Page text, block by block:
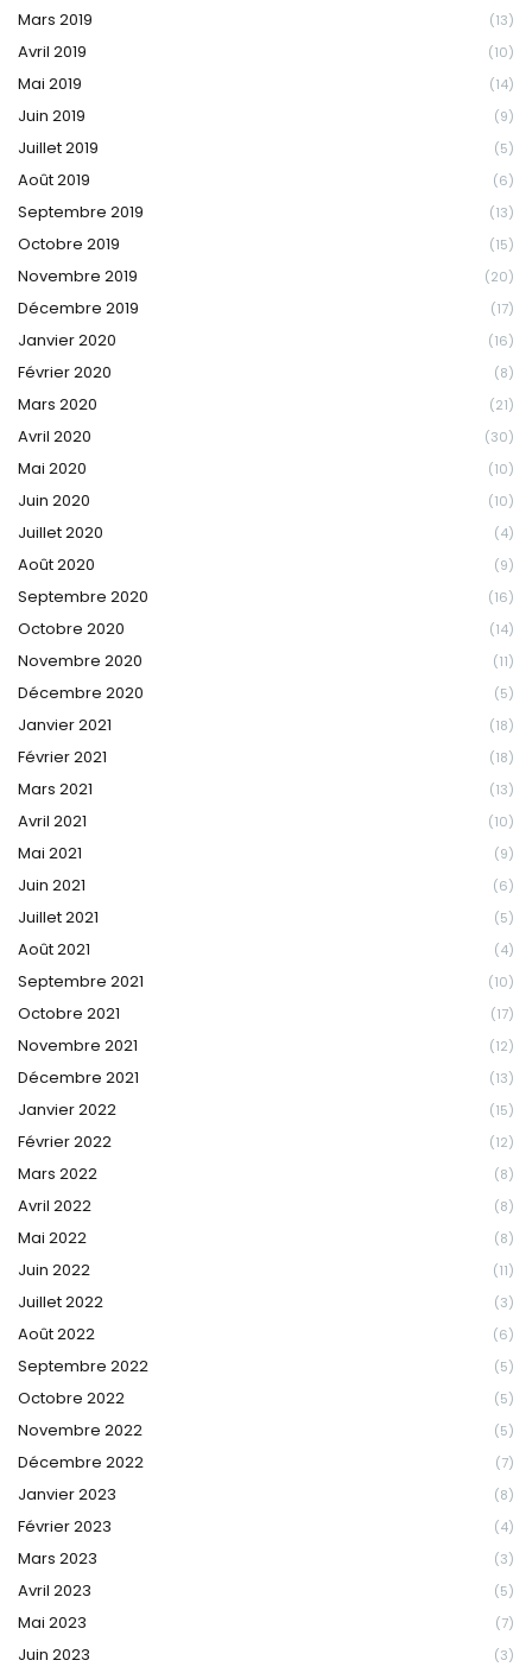
Mars 2019 (13)
Avril 2019 (10)
Mai 2019 (14)
Juin 2019 (9)
Juillet 2019 (5)
Août 2019 (6)
Septembre 2019 (13)
Octobre 2019 (15)
Novembre 2019 (20)
Décembre 2019 (17)
Janvier 2020 (16)
Février 2020 (8)
Mars 2020 (21)
Avril 2020 (30)
Mai 2020 (10)
Juin 2020 (10)
Juillet 2020 (4)
Août 2020 (9)
Septembre 2020 (16)
Octobre 2020 (14)
Novembre 2020 (11)
Décembre 2020 (5)
Janvier 2021 (18)
Février 2021 (18)
Mars 2021 (13)
Avril 2021 (10)
Mai 2021 (9)
Juin 2021 (6)
Juillet 2021 (5)
Août 2021 (4)
Septembre 2021 (10)
Octobre 2021 (17)
Novembre 2021 (12)
Décembre 2021 (13)
Janvier 2022 (15)
Février 2022 (12)
Mars 2022 (8)
Avril 2022 (8)
Mai 2022 (8)
Juin 2022 (11)
Juillet 2022 (3)
Août 2022 (6)
Septembre 2022 (5)
Octobre 2022 (5)
Novembre 2022 (5)
Décembre 2022 (7)
Janvier 2023 (8)
Février 2023 (4)
Mars 2023 (3)
Avril 2023 (5)
Mai 2023 (7)
Juin 2023 (3)